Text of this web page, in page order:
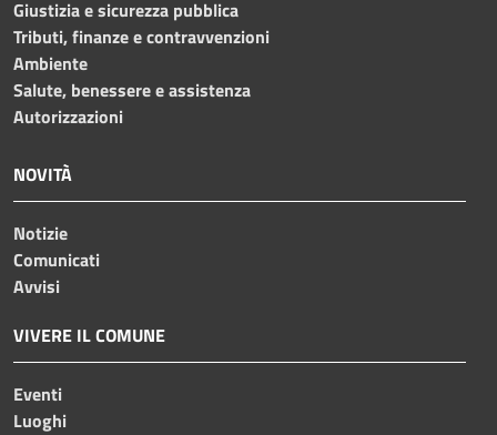
Giustizia e sicurezza pubblica
Tributi, finanze e contravvenzioni
Ambiente
Salute, benessere e assistenza
Autorizzazioni
NOVITÀ
Notizie
Comunicati
Avvisi
VIVERE IL COMUNE
Eventi
Luoghi